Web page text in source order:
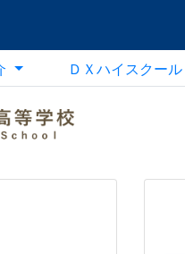
ＤＸハイスクー